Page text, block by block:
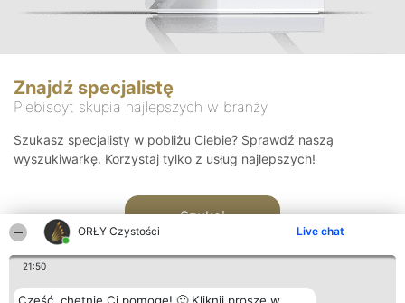
ORŁY Czystości Live chat
21:50
Znajdź specjalistę
Plebiscyt skupia najlepszych w branży
Szukasz specjalisty w pobliżu Ciebie? Sprawdź naszą
wyszukiwarkę. Korzystaj tylko z usług najlepszych!
Szukaj